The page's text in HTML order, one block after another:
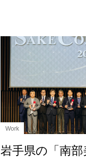
岩手県の「南
Work